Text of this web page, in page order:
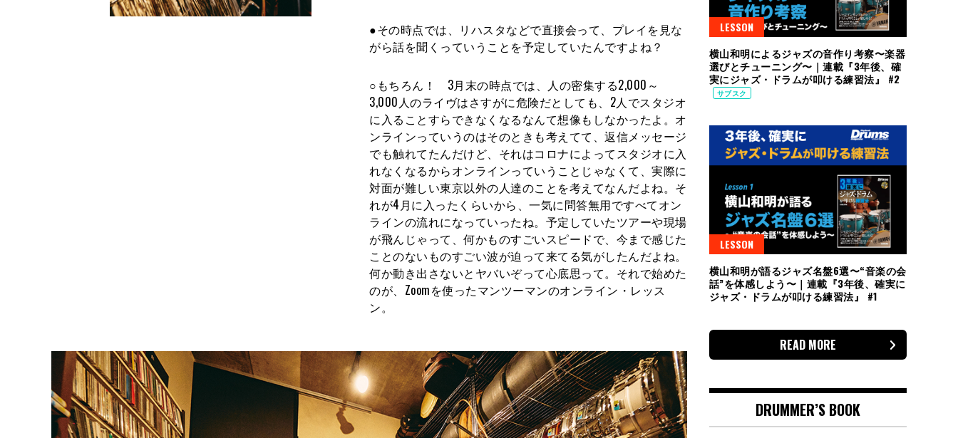
●その時点では、リハスタなどで直接会って、プレイを見な
がら話を聞くっていうことを予定していたんですよね？
○もちろん！ 3月末の時点では、人の密集する2,000～
3,000人のライヴはさすがに危険だとしても、2人でスタジオ
に入ることすらできなくなるなんて想像もしなかったよ。オ
ンラインっていうのはそのときも考えてて、返信メッセージ
でも触れてたんだけど、それはコロナによってスタジオに入
れなくなるからオンラインっていうことじゃなくて、実際に
対面が難しい東京以外の人達のことを考えてなんだよね。そ
れが4月に入ったくらいから、一気に問答無用ですべてオン
ラインの流れになっていったね。予定していたツアーや現場
が飛んじゃって、何かものすごいスピードで、今まで感じた
ことのないものすごい波が迫って来てる気がしたんだよね。
何か動き出さないとヤバいぞって心底思って。それで始めた
のが、Zoomを使ったマンツーマンのオンライン・レッス
ン。
LESSON
横山和明によるジャズの音作り考察〜楽器
選びとチューニング〜｜連載『3年後、確
実にジャズ・ドラムが叩ける練習法』 #2
サブスク
LESSON
横山和明が語るジャズ名盤6選〜“音楽の会
話”を体感しよう〜｜連載『3年後、確実に
ジャズ・ドラムが叩ける練習法』 #1
READ MORE
DRUMMER’S BOOK